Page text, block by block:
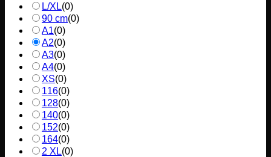
L/XL(0)
90 cm(0)
A1(0)
A2(0)
A3(0)
A4(0)
XS(0)
116(0)
128(0)
140(0)
152(0)
164(0)
2 XL(0)